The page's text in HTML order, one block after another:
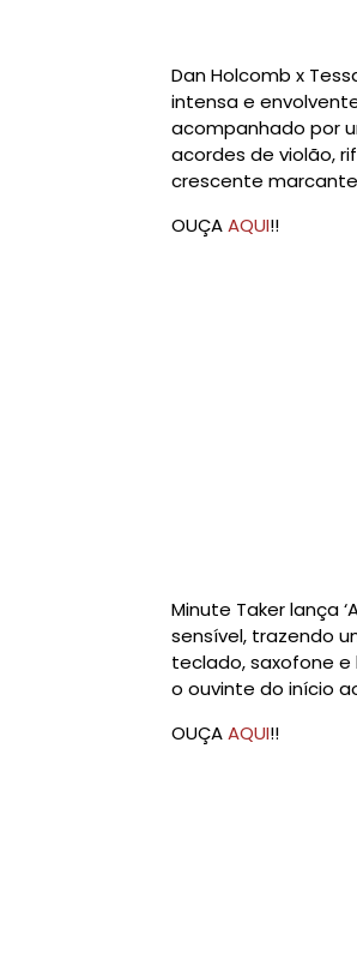
Dan Holcomb x
intensa e
acompanhado por
acordes de violão,
crescente
OUÇAAQUI!!
Minute Taker lança
sensível, trazendo
teclado, saxofone
o ouvinte do início
OUÇAAQUI!!